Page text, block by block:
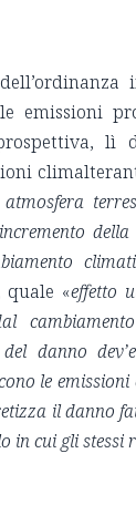
emissioni
lì
«effetto
del danno
le
il danno
in cui gli stessi